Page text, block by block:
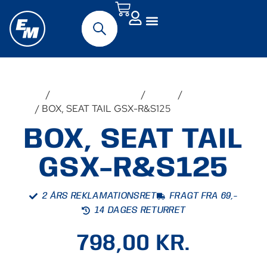
/ / /
/ BOX, SEAT TAIL GSX-R&S125
BOX, SEAT TAIL
GSX-R&S125
2 ÅRS REKLAMATIONSRET
FRAGT FRA 69,-
14 DAGES RETURRET
798,00 KR.